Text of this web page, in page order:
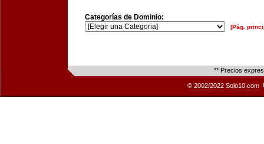
Categorías de Dominio:
[Pág.
** Precios
© 2002/2022 Solo10.com